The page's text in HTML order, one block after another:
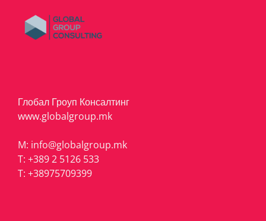
Глобал Гроуп Консалтинг
www.globalgroup.mk
M: info@globalgroup.mk
T: +389 2 5126 533
T: +38975709399